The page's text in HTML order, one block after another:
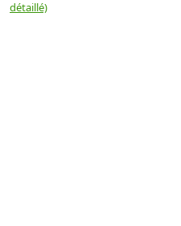
détaillé)